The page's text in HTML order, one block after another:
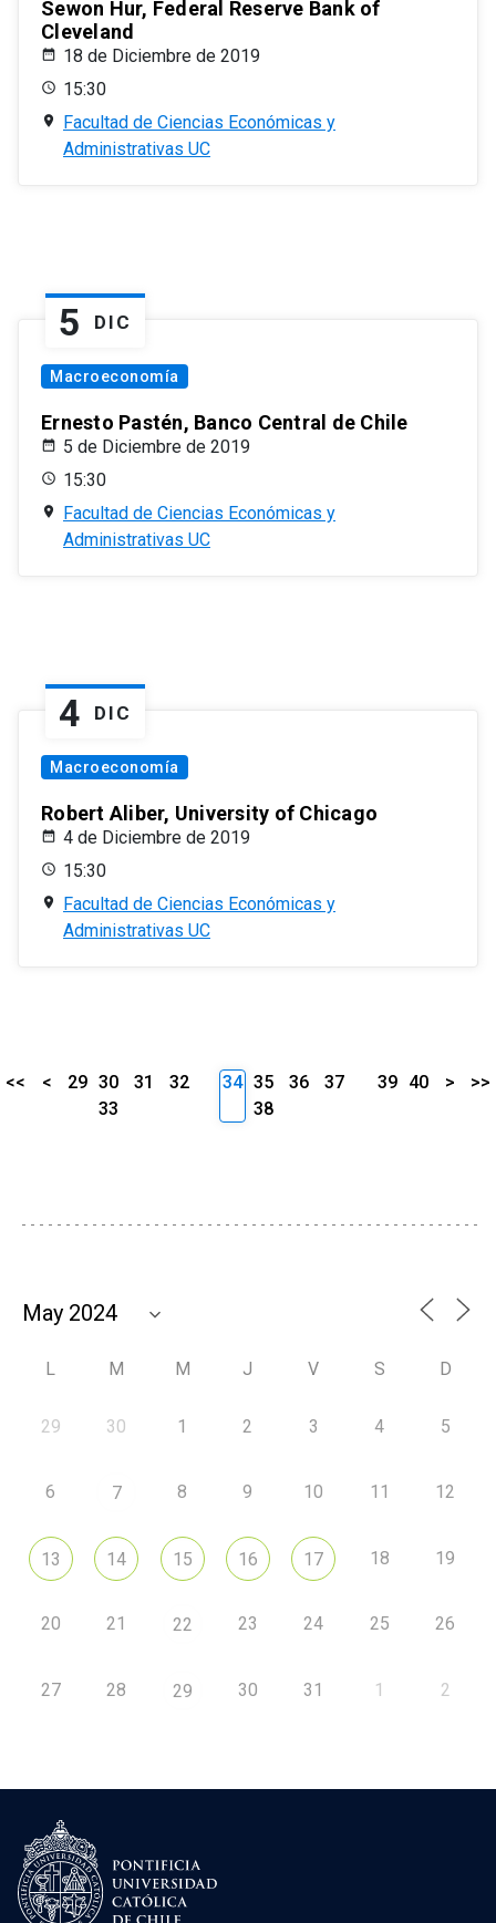
Sewon Hur, Federal Reserve Bank of
Cleveland
18 de Diciembre de 2019
15:30
Facultad de Ciencias Económicas y
Administrativas UC
5 DIC
Macroeconomía
Ernesto Pastén, Banco Central de Chile
5 de Diciembre de 2019
15:30
Facultad de Ciencias Económicas y
Administrativas UC
4 DIC
Macroeconomía
Robert Aliber, University of Chicago
4 de Diciembre de 2019
15:30
Facultad de Ciencias Económicas y
Administrativas UC
<< < 29 30 31
32
33
34 35 36
37
38
39 40 > >>
L M M J V S D
29 30 1 2 3 4 5
6 7 8 9 10 11 12
13 14 15 16 17 18 19
20 21 22 23 24 25 26
27 28 29 30 31 1 2